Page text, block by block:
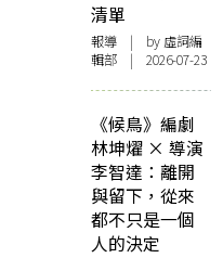
清單
報導 | by 虛詞編
輯部 | 2026-07-23
《候鳥》編劇
林坤燿 × 導演
李智達：離開
與留下，從來
都不只是一個
人的決定